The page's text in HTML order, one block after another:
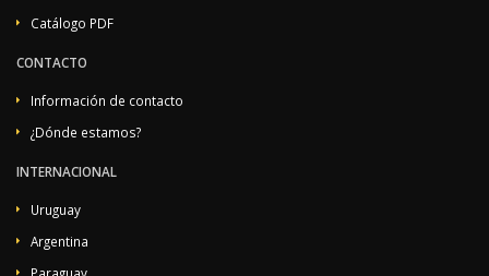
Catálogo PDF
CONTACTO
Información de contacto
¿Dónde estamos?
INTERNACIONAL
Uruguay
Argentina